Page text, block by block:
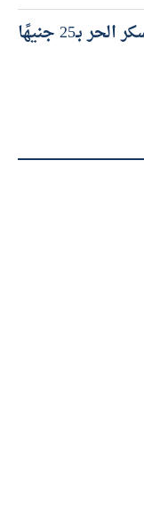
تنسيق حكومي لخفض الأسعار.. السكر الحر بـ25 جنيهًا